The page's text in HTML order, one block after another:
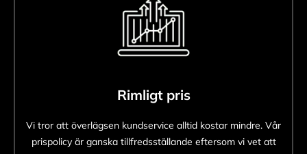
Rimligt pris
Vi tror att överlägsen kundservice alltid kostar mindre. Vår
prispolicy är ganska tillfredsställande eftersom vi vet att